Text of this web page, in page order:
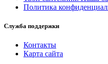
Политика
Служба поддержки
Контакты
Карта сайта